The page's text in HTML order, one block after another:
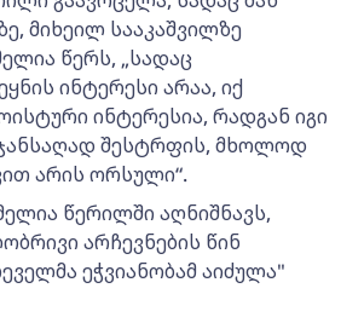
მიხეილ სააკაშვილზე
წერს, „სადაც
ინტერესი არაა, იქ
ინტერესია, რადგან იგი
შესტრფის, მხოლოდ
არის ორსული“.
წერილში აღნიშნავს,
არჩევნების წინ
ეჭვიანობამ აიძულა"